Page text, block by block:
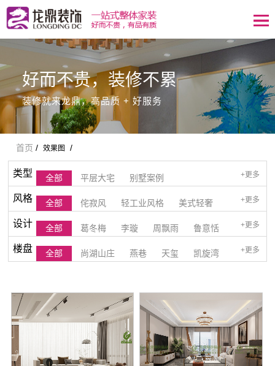
好而不贵，装修不累
装修就来龙鼎，高品质 + 好服务
首页 / 效果图 /
类型 +更多
全部 平层大宅 别墅案例
风格 +更多
全部 侘寂风 轻工业风格 美式轻奢
现代轻奢 欧式风格 法式风格 美式风格
北欧风格 清雅日式风格 新中式风格
设计
师
+更多
全部 葛冬梅 李璇 周飘雨 鲁意恬
耿直 金香 陈佳旖
楼盘 +更多
全部 尚湖山庄 燕巷 天玺 凯旋湾
香榭丽别墅 琴湖壹号 古里苏家尖自建房
衡泰锦苑 书苑里 绿树湾
加宝花园 新厍村 琴湖家园14-806